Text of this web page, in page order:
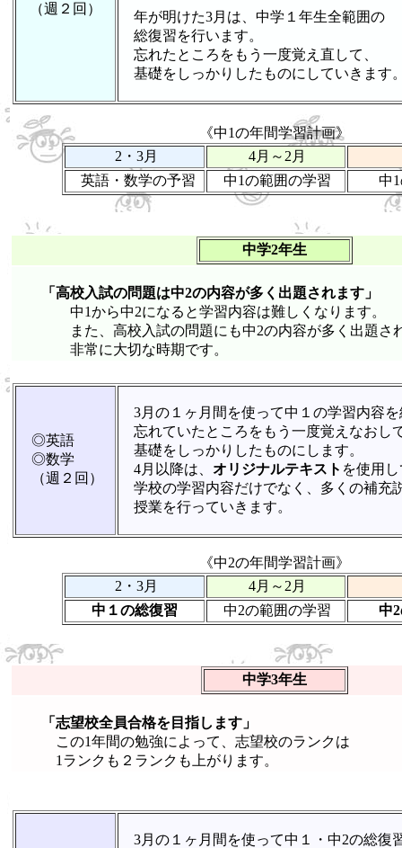
（週２回）
年が明けた3月は、中学１年生全範囲の
総復習を行います。
忘れたところをもう一度覚え直して、
基礎をしっかりしたものにしていきます
《中1の年間学習計画》
2・3月
4月～2月
英語・数学の予習
中1の範囲の学習 中
中学2年生
「高校入試の問題は中2の内容が多く出題されます」
中1から中2になると学習内容は難しくなります。
また、高校入試の問題にも中2の内容が多く出題さ
非常に大切な時期です。
◎英語
◎数学
（週２回）
3月の１ヶ月間を使って中１の学習内容
忘れていたところをもう一度覚えなおし
基礎をしっかりしたものにします。
4月以降は、 オリジナルテキスト を使用
学校の学習内容だけでなく、多くの補充
授業を行っていきます。
《中2の年間学習計画》
2・3月
4月～2月
中１の総復習
中2の範囲の学習 中
中学3年生
「志望校全員合格を目指します」
この1年間の勉強によって、志望校のランクは
1ランクも２ランクも上がります。
3月の１ヶ月間を使って中１・中2の総復